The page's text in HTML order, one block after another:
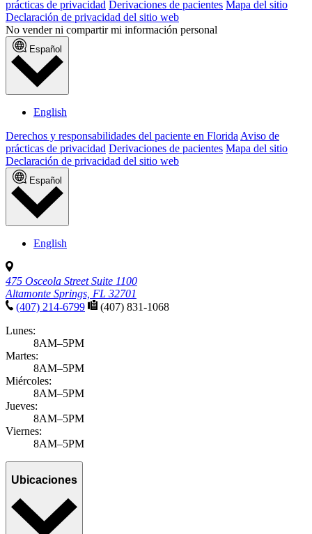
prácticas de privacidad Derivaciones de pacientes Mapa del sitio
Declaración de privacidad del sitio web
No vender ni compartir mi información personal
Español
English
Derechos y responsabilidades del paciente en Florida Aviso de
prácticas de privacidad Derivaciones de pacientes Mapa del sitio
Declaración de privacidad del sitio web
Español
English
475 Osceola Street Suite 1100
Altamonte Springs, FL 32701
(407) 214-6799
(407) 831-1068
Lunes:
8AM–5PM
Martes:
8AM–5PM
Miércoles:
8AM–5PM
Jueves:
8AM–5PM
Viernes:
8AM–5PM
Ubicaciones